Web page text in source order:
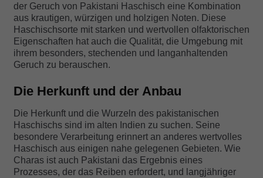
der Geruch von Pakistani Haschisch eine Kombination
aus krautigen, würzigen und holzigen Noten. Diese
Haschischsorte mit starken und wertvollen olfaktorischen
Eigenschaften hat auch die Qualität, die Umgebung mit
ihrem besonders, stechenden und langanhaltenden
Geruch zu berauschen.
Die Herkunft und der Anbau
Die Herkunft und die Wurzeln des pakistanischen
Haschischs sind im alten Indien zu suchen. Seine
besondere Verarbeitung erinnert an anderes wertvolles
Haschisch aus einigen nahe gelegenen Gebieten. Wie
Charas ist auch Pakistani das Ergebnis eines
Prozesses, der das Reiben erfordert, und langjähriger